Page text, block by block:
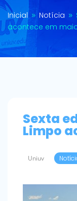
Inicial 9 Notícia 9
acontece em
Sexta
Limpo
Uniuv